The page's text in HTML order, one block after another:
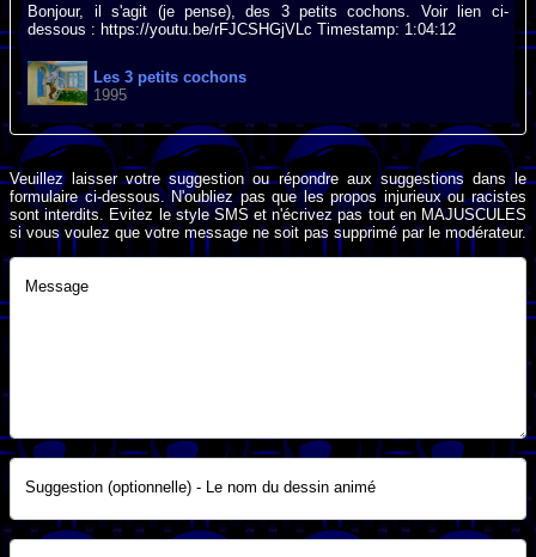
Bonjour, il s'agit (je pense), des 3 petits cochons. Voir lien ci-
dessous : https://youtu.be/rFJCSHGjVLc Timestamp: 1:04:12
Les 3 petits cochons
1995
Veuillez laisser votre suggestion ou répondre aux suggestions dans le
formulaire ci-dessous. N'oubliez pas que les propos injurieux ou racistes
sont interdits. Evitez le style SMS et n'écrivez pas tout en MAJUSCULES
si vous voulez que votre message ne soit pas supprimé par le modérateur.
Message
Suggestion (optionnelle) - Le nom du dessin animé